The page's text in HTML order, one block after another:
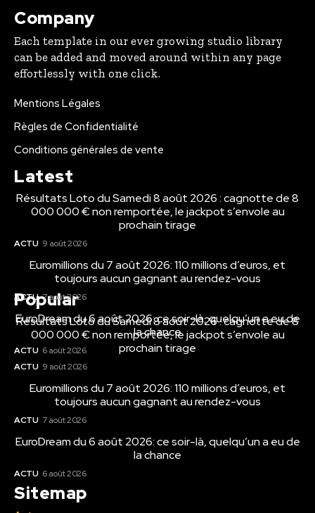
Company
Each template in our ever growing studio library
can be added and moved around within any page
effortlessly with one click.
Mentions Légales
Règles de Confidentialité
Conditions générales de vente
Latest
Résultats Loto du Samedi 8 août 2026 : cagnotte de 8
000 000 € non remportée, le jackpot s’envole au
prochain tirage
ACTU 9 août 2026
Euromillions du 7 août 2026: 110 millions d’euros, et
toujours aucun gagnant au rendez-vous
ACTU 7 août 2026
EuroDream du 6 août 2026: ce soir-là, quelqu’un a eu de
la chance
ACTU 6 août 2026
Popular
Résultats Loto du Samedi 8 août 2026 : cagnotte de 8
000 000 € non remportée, le jackpot s’envole au
prochain tirage
ACTU 9 août 2026
Euromillions du 7 août 2026: 110 millions d’euros, et
toujours aucun gagnant au rendez-vous
ACTU 7 août 2026
EuroDream du 6 août 2026: ce soir-là, quelqu’un a eu de
la chance
ACTU 6 août 2026
Sitemap